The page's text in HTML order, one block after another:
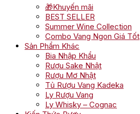
🎁Khuyến mãi
BEST SELLER
Summer Wine Collection
Combo Vang Ngon Giá Tốt
Sản Phẩm Khác
Bia Nhập Khẩu
Rượu Sake Nhật
Rượu Mơ Nhật
Tủ Rượu Vang Kadeka
Ly Rượu Vang
Ly Whisky – Cognac